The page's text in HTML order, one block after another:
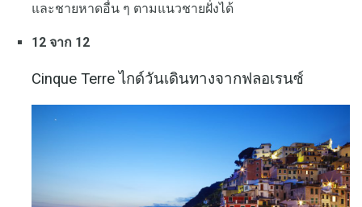
และชายหาดอื่น ๆ ตามแนวชายฝั่งได้
12 จาก 12
Cinque Terre ไกด์วันเดินทางจากฟลอเรนซ์